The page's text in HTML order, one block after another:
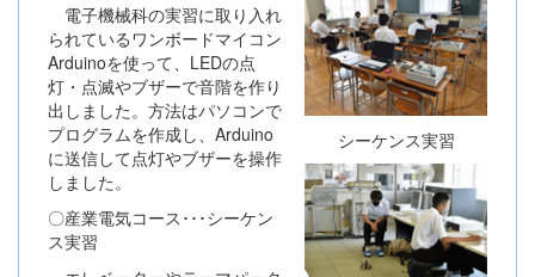
電子機械科の実習に取り入れ
られているワンボードマイコン
Arduinoを使って、LEDの点
灯・点滅やブザーで音階を作り
出しました。方法はパソコンで
プログラムを作成し、Arduino
に送信して点灯やブザーを操作
しました。
〇産業電気コース･･･シーケン
ス実習
シーケンス実習